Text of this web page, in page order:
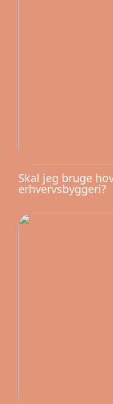
Skal jeg bruge
erhvervsbyggeri?